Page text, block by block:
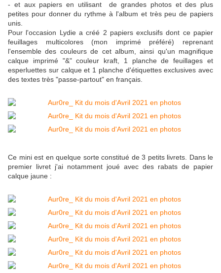
- et aux papiers en utilisant de grandes photos et des plus
petites pour donner du rythme à l'album et très peu de papiers
unis.
Pour l'occasion Lydie a créé 2 papiers exclusifs dont ce papier
feuillages multicolores (mon imprimé préféré) reprenant
l'ensemble des couleurs de cet album, ainsi qu'un magnifique
calque imprimé "&" couleur kraft, 1 planche de feuillages et
esperluettes sur calque et 1 planche d'étiquettes exclusives avec
des textes très "passe-partout" en français.
Ce mini est en quelque sorte constitué de 3 petits livrets. Dans le
premier livret j'ai notamment joué avec des rabats de papier
calque jaune :